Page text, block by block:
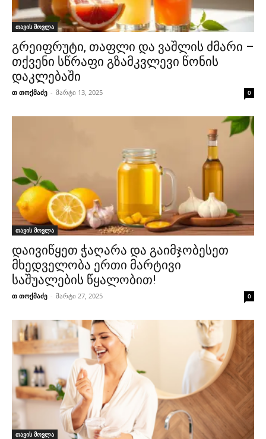
თავის მოვლა
გრეიფრუტი, თაფლი და ვაშლის ძმარი –
თქვენი სწრაფი გზამკვლევი წონის
დაკლებაში
თ თოქმაძე - მარტი 13, 2025 0
თავის მოვლა
დაივიწყეთ ჭაღარა და გაიმჯობესეთ
მხედველობა ერთი მარტივი
საშუალების წყალობით!
თ თოქმაძე - მარტი 27, 2025 0
თავის მოვლა